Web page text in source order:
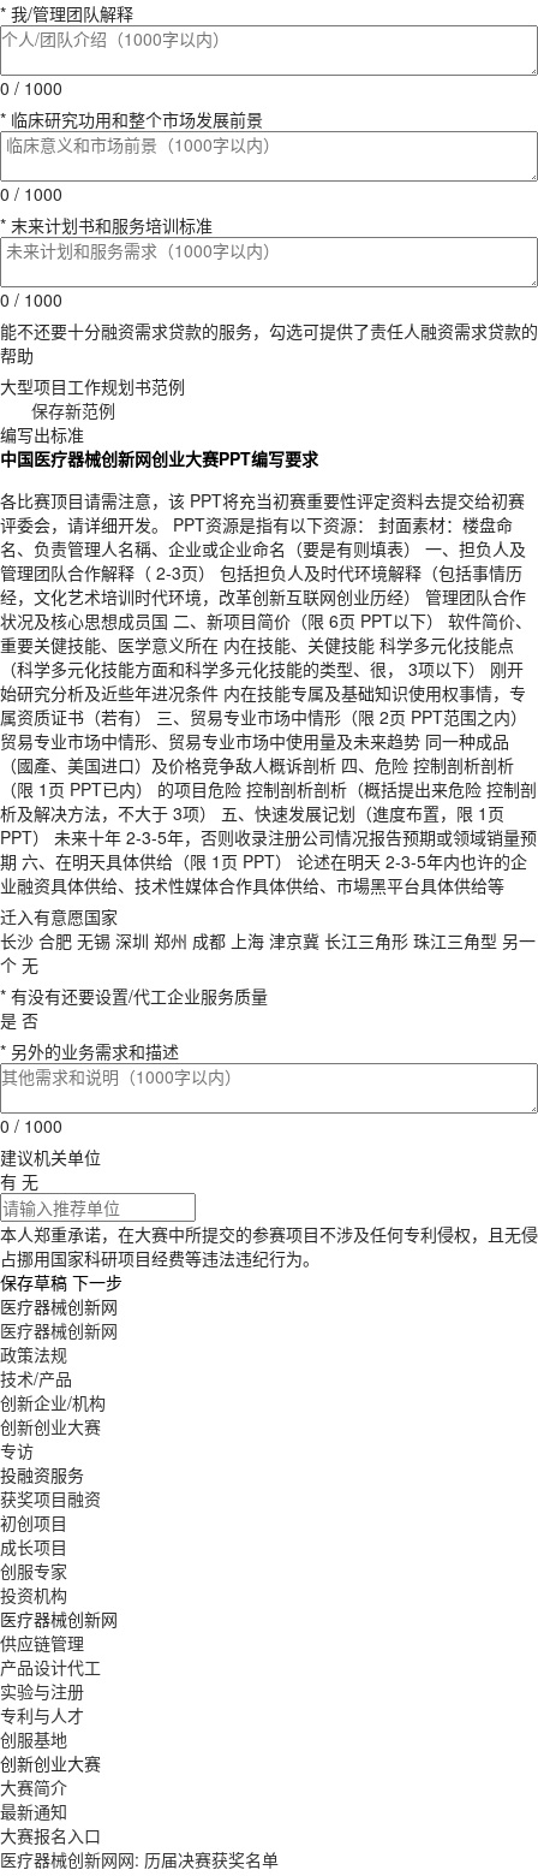
* 我/管理团队解释
0 / 1000
* 临床研究功用和整个市场发展前景
0 / 1000
* 末来计划书和服务培训标准
0 / 1000
能不还要十分融资需求贷款的服务，勾选可提供了责任人融资需求贷款的
帮助
大型项目工作规划书范例
保存新范例
编写出标准
中国医疗器械创新网创业大赛PPT编写要求
各比赛顶目请需注意，该 PPT将充当初赛重要性评定资料去提交给初赛
评委会，请详细开发。 PPT资源是指有以下资源： 封面素材：楼盘命
名、负责管理人名稱、企业或企业命名（要是有则填表） 一、担负人及
管理团队合作解释（ 2-3页） 包括担负人及时代环境解释（包括事情历
经，文化艺术培训时代环境，改革创新互联网创业历经） 管理团队合作
状况及核心思想成员国 二、新项目简价（限 6页 PPT以下） 软件简价、
重要关健技能、医学意义所在 内在技能、关健技能 科学多元化技能点
（科学多元化技能方面和科学多元化技能的类型、很， 3项以下） 刚开
始研究分析及近些年进况条件 内在技能专属及基础知识使用权事情，专
属资质证书（若有） 三、贸易专业市场中情形（限 2页 PPT范围之内）
贸易专业市场中情形、贸易专业市场中使用量及未来趋势 同一种成品
（國產、美国进口）及价格竞争敌人概诉剖析 四、危险 控制剖析剖析
（限 1页 PPT已内） 的项目危险 控制剖析剖析（概括提出来危险 控制剖
析及解决方法，不大于 3项） 五、快速发展记划（進度布置，限 1页
PPT） 未来十年 2-3-5年，否则收录注册公司情况报告预期或领域销量预
期 六、在明天具体供给（限 1页 PPT） 论述在明天 2-3-5年内也许的企
业融资具体供给、技术性媒体合作具体供给、市場黑平台具体供给等
迁入有意愿国家
长沙 合肥 无锡 深圳 郑州 成都 上海 津京冀 长江三角形 珠江三角型 另一
个 无
* 有没有还要设置/代工企业服务质量
是 否
* 另外的业务需求和描述
0 / 1000
建议机关单位
有 无
本人郑重承诺，在大赛中所提交的参赛项目不涉及任何专利侵权，且无侵
占挪用国家科研项目经费等违法违纪行为。
保存草稿 下一步
医疗器械创新网
医疗器械创新网
政策法规
技术/产品
创新企业/机构
创新创业大赛
专访
投融资服务
获奖项目融资
初创项目
成长项目
创服专家
投资机构
医疗器械创新网
供应链管理
产品设计代工
实验与注册
专利与人才
创服基地
创新创业大赛
大赛简介
最新通知
大赛报名入口
医疗器械创新网网: 历届决赛获奖名单